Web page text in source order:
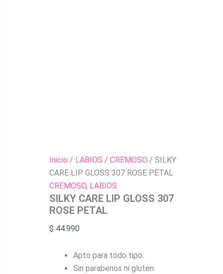
Inicio / LABIOS / CREMOSO / SILKY
CARE LIP GLOSS 307 ROSE PETAL
CREMOSO, LABIOS
SILKY CARE LIP GLOSS 307
ROSE PETAL
$ 44.990
Apto para todo tipo.
Sin parabenos ni gluten.